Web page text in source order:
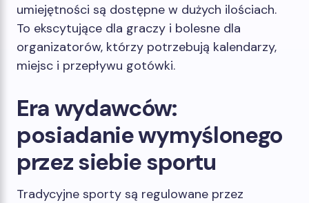
umiejętności są dostępne w dużych ilościach.
To ekscytujące dla graczy i bolesne dla
organizatorów, którzy potrzebują kalendarzy,
miejsc i przepływu gotówki.
Era wydawców:
posiadanie wymyślonego
przez siebie sportu
Tradycyjne sporty są regulowane przez